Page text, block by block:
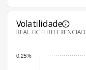
Volatilidade
REAL FIC FI
0,25%